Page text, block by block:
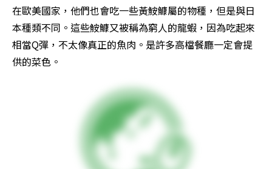
在歐美國家，他們也會吃一些黃鮟鱇屬的物種，但是與日
本種類不同。這些鮟鱇又被稱為窮人的龍蝦，因為吃起來
相當Q彈，不太像真正的魚肉。是許多高檔餐廳一定會提
供的菜色。